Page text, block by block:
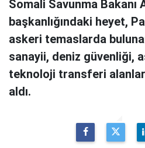
Somali Savunma Bakanı
başkanlığındaki heyet,
askeri temaslarda
sanayii, deniz güvenliği,
teknoloji transferi
aldı.